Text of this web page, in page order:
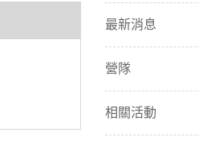
最新消息
營隊
相關活動